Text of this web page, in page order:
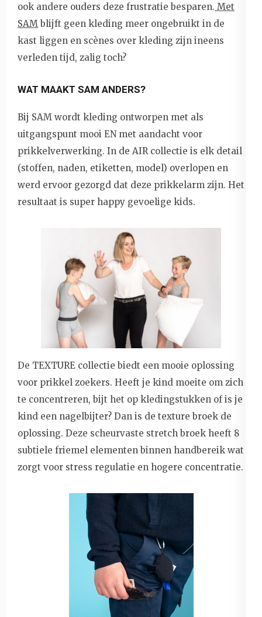
ook andere ouders deze frustratie besparen. Met
SAM blijft geen kleding meer ongebruikt in de
kast liggen en scènes over kleding zijn ineens
verleden tijd, zalig toch?
WAT MAAKT SAM ANDERS?
Bij SAM wordt kleding ontworpen met als
uitgangspunt mooi EN met aandacht voor
prikkelverwerking. In de AIR collectie is elk detail
(stoffen, naden, etiketten, model) overlopen en
werd ervoor gezorgd dat deze prikkelarm zijn. Het
resultaat is super happy gevoelige kids.
De TEXTURE collectie biedt een mooie oplossing
voor prikkel zoekers. Heeft je kind moeite om zich
te concentreren, bijt het op kledingstukken of is je
kind een nagelbijter? Dan is de texture broek de
oplossing. Deze scheurvaste stretch broek heeft 8
subtiele friemel elementen binnen handbereik wat
zorgt voor stress regulatie en hogere concentratie.